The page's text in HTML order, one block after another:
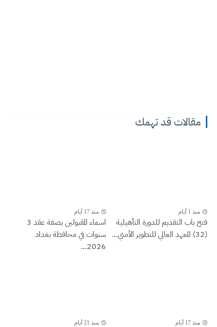
مقالات قد تهمك
منذ 1 أيام
فتح باب التقديم للدورة التأهيلية
(32) المعهد العالي للتطوير الأمني...
منذ 17 أيام
اسماء المقبولين بصفة عقد 3
سنوات في محافظة بغداد
2026...
منذ 17 أيام منذ 21 أيام